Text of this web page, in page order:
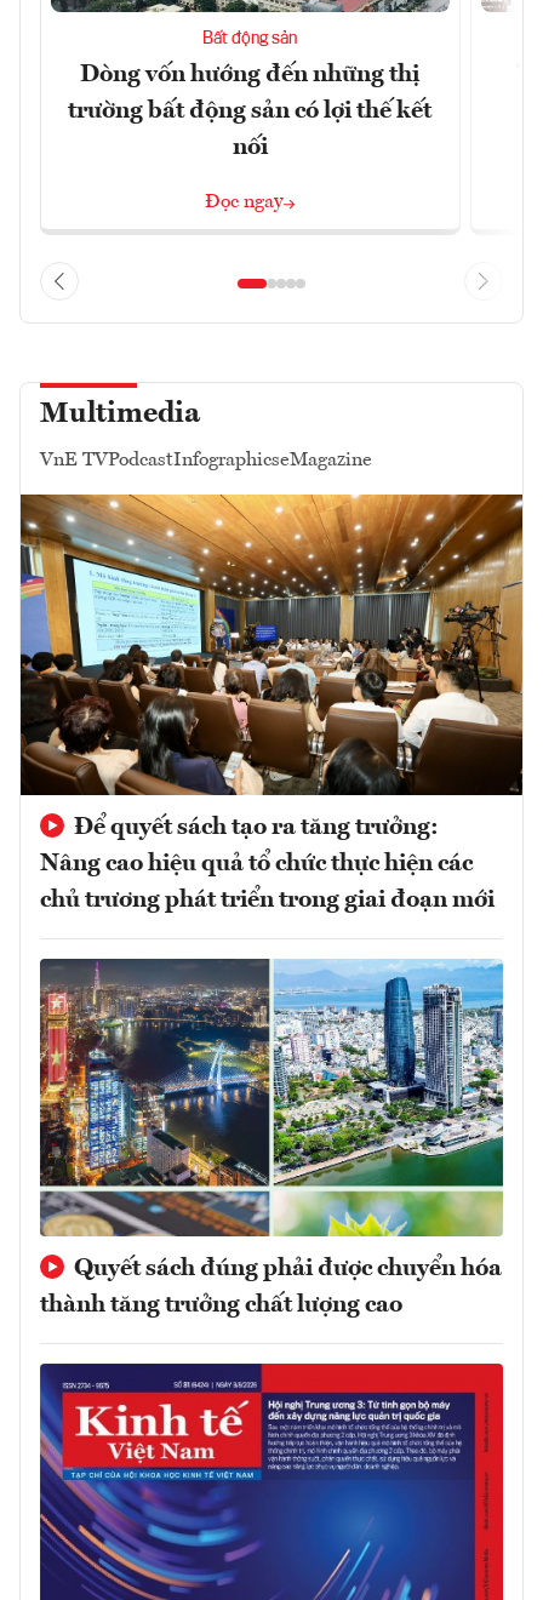
Bất động sản
Dòng vốn hướng đến những thị
trường bất động sản có lợi thế kết
nối
Đọc ngay
Multimedia
VnE TVPodcastInfographicseMagazine
Để quyết sách tạo ra tăng trưởng:
Nâng cao hiệu quả tổ chức thực hiện các
chủ trương phát triển trong giai đoạn mới
Quyết sách đúng phải được chuyển hóa
thành tăng trưởng chất lượng cao